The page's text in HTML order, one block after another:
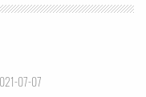
07-07